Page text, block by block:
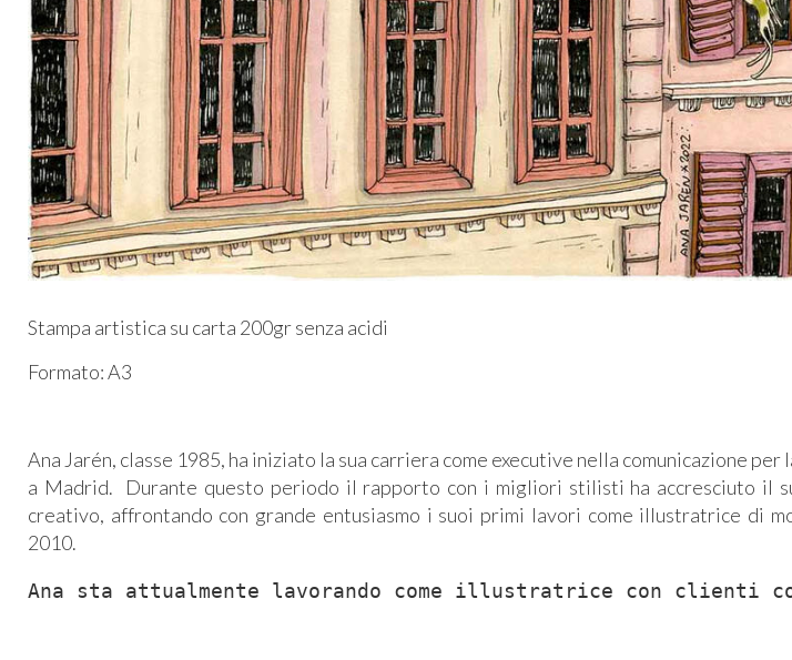
Stampa artistica su carta 200gr senza acidi
Formato: A3
Ana Jarén, classe 1985, ha iniziato la sua carriera come executive nella comunicazione per
a Madrid. Durante questo periodo il rapporto con i migliori stilisti ha accresciuto il
creativo, affrontando con grande entusiasmo i suoi primi lavori come illustratrice di
2010.
Ana sta attualmente lavorando come illustratrice con clienti